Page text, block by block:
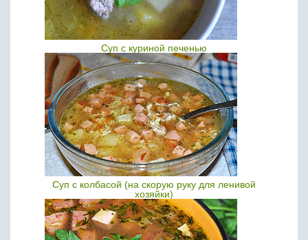
Суп с куриной печенью
Суп с колбасой (на скорую руку для ленивой
хозяйки)